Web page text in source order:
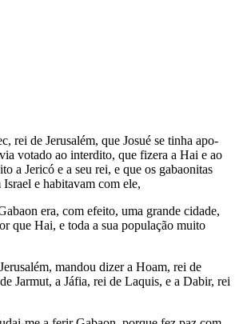
rei de Jerusalém, que Josué se tinha apo­
votado ao interdito, que fizera a Hai e ao
a Jericó e a seu rei, e que os gabaonitas
e habitavam com ele,
era, com efeito, uma grande cidade,
que Hai, e toda a sua população muito
mandou dizer a Hoam, rei de
Jarmut, a Jáfia, rei de Laquis, e a Dabir, rei